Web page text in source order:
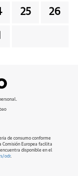
25 26
de consumo conforme
Comisión Europea facilita
disponible en el
odr.